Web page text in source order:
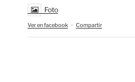
Foto
Ver en facebook · Compartir